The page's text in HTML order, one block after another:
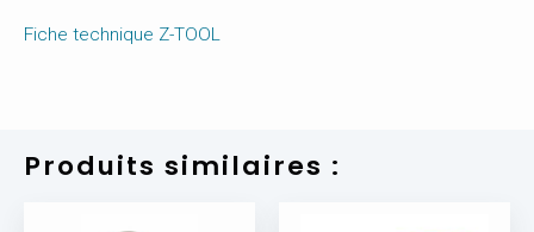
Fiche technique Z-TOOL
Produits similaires :